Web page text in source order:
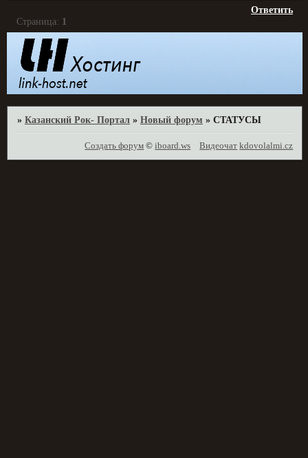
Ответить
Страница: 1
»Казанский Рок- Портал »Новый форум »СТАТУСЫ
Создать форум ©iboard.ws Видеочат kdovolalmi.cz